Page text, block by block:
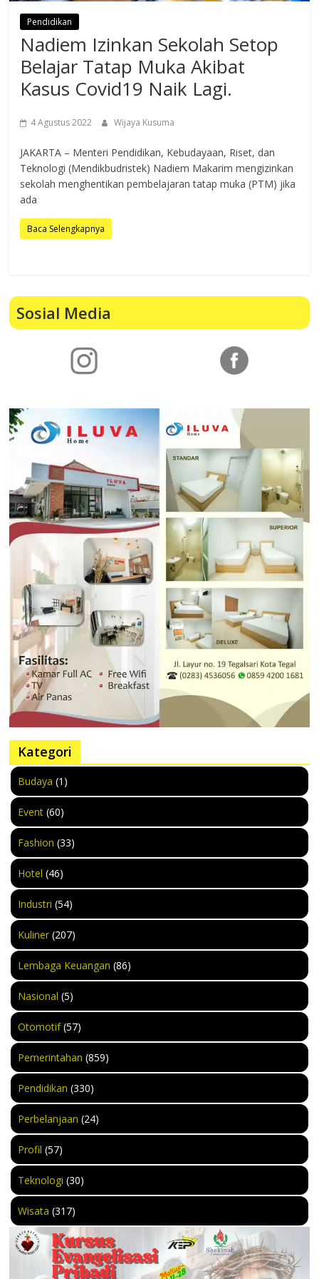
Pendidikan
Nadiem Izinkan Sekolah Setop
Belajar Tatap Muka Akibat
Kasus Covid19 Naik Lagi.
4 Agustus 2022 Wijaya Kusuma
JAKARTA – Menteri Pendidikan, Kebudayaan, Riset, dan
Teknologi (Mendikbudristek) Nadiem Makarim mengizinkan
sekolah menghentikan pembelajaran tatap muka (PTM) jika
ada
Baca Selengkapnya
Sosial Media
Kategori
Budaya (1)
Event (60)
Fashion (33)
Hotel (46)
Industri (54)
Kuliner (207)
Lembaga Keuangan (86)
Nasional (5)
Otomotif(57)
Pemerintahan (859)
Pendidikan (330)
Perbelanjaan (24)
Profil (57)
Teknologi (30)
Wisata (317)